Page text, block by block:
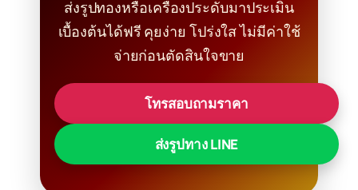
ส่งรูปทองหรือเครื่องประดับมาประเมิน
เบื้องต้นได้ฟรี คุยง่าย โปร่งใส ไม่มีค่าใช้
จ่ายก่อนตัดสินใจขาย
โทรสอบถามราคา
ส่งรูปทาง LINE